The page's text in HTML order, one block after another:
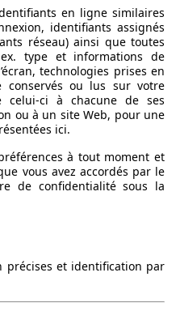
(140 PS)
h
4567 mm
en ligne similaires
identifiants assignés
réseau) ainsi que toutes
type et informations de
technologies prises en
conservés ou lus sur votre
celui-ci à chacune de ses
ou à un site Web, pour une
ici.
à tout moment et
vous avez accordés par le
de confidentialité sous la
précises et identification par